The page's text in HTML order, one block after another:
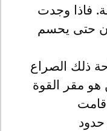
فاذا وجدت
حتى يحسم
ذلك الصراع
هو مقر القوة
حدود